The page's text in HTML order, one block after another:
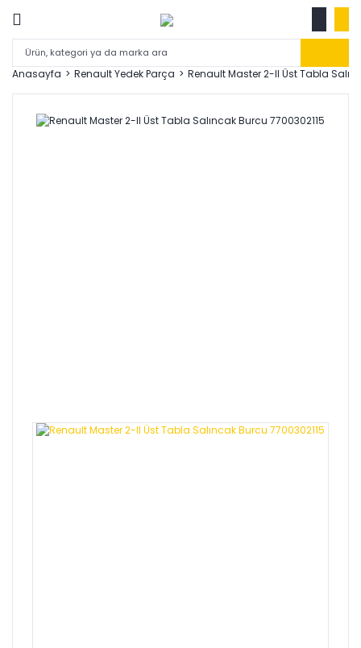
Anasayfa Renault Yedek Parça Renault Master 2-II Üst Tabla